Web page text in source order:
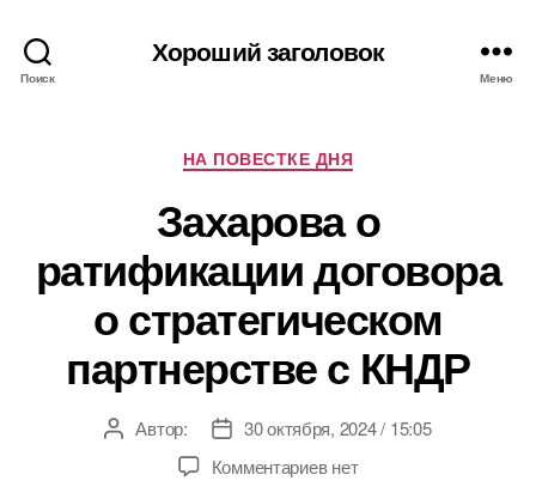
Поиск
Хороший заголовок
Меню
Рубрики
НА ПОВЕСТКЕ ДНЯ
Захарова о
ратификации договора
о стратегическом
партнерстве с КНДР
АвторАвтор:
Дата
записи
30 октября, 2024 / 15:05
Комментариевк
нет